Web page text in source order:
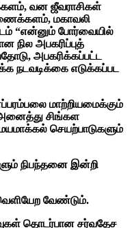
வன ஜீவராசிகள்
மகாவலி
“என்னும் போர்வையில்
அபகரிப்புத்
அபகரிக்கப்பட்ட
நடவடிக்கை எடுக்கப்பட
மாற்றியமைக்கும்
சிங்கள
செயற்பாடுகளும்
நிபந்தனை இன்றி
வேண்டும்.
தொடர்பான சர்வதேச